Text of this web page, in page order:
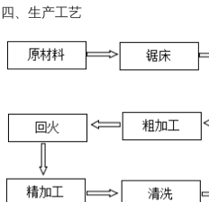
四、生产工艺